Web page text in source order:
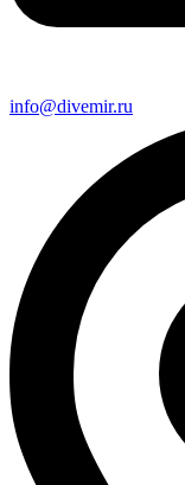
info@divemir.ru